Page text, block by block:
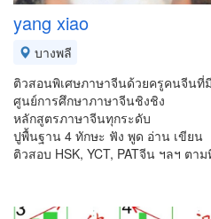
yang xiao
บางพลี
ติวสอนพิเศษภาษาจีนด้วยครูคนจีน
ศูนย์การศึกษาภาษาจีนชิงชิง
หลักสูตรภาษาจีนทุกระดับ
ปูพื้นฐาน 4 ทักษะ ฟัง พูด อ่าน เขียน
ติวสอบ HSK, YCT, PATจีน ฯลฯ ตา